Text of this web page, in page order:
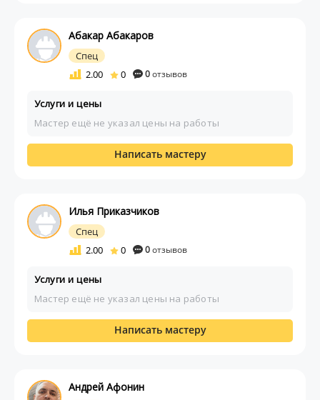
Абакар Абакаров
Спец
2.00
0 0отзывов
Услуги и цены
Мастер ещё не указал цены на работы
Написать мастеру
Илья Приказчиков
Спец
2.00
0 0отзывов
Услуги и цены
Мастер ещё не указал цены на работы
Написать мастеру
Андрей Афонин